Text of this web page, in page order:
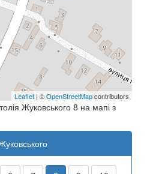
Leaflet | ©OpenStreetMapcontributors
Жуковського 8 на мапі з